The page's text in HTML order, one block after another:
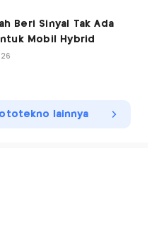
Beri Sinyal Tak Ada
Mobil Hybrid
lainnya